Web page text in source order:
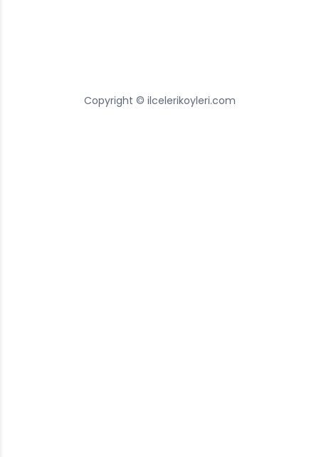
Copyright © ilcelerikoyleri.com